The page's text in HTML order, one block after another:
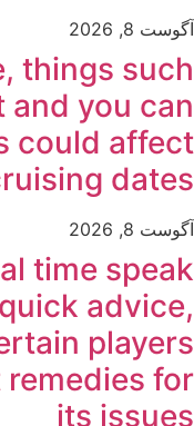
آگوست 8, 2026
things such
and you can
could affect
dates
آگوست 8, 2026
time speak
advice,
players
for
its issues